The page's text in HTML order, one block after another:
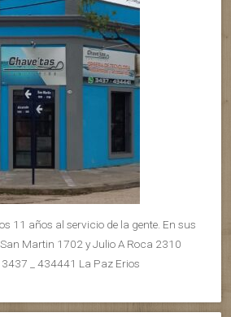
11 años al servicio de la gente. En sus
Martin 1702 y Julio A Roca 2310
_ 434441 La Paz Erios